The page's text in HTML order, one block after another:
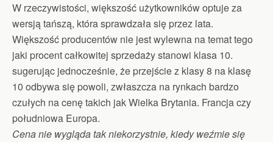
W rzeczywistości, większość użytkowników optuje za
wersją tańszą, która sprawdzała się przez lata.
Większość producentów nie jest wylewna na temat tego
jaki procent całkowitej sprzedaży stanowi klasa 10.
sugerując jednocześnie, że przejście z klasy 8 na klasę
10 odbywa się powoli, zwłaszcza na rynkach bardzo
czułych na cenę takich jak Wielka Brytania. Francja czy
południowa Europa.
Cena nie wygląda tak niekorzystnie, kiedy weźmie się